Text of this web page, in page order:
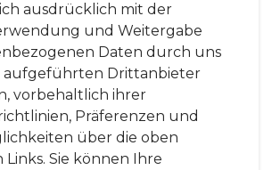
ausdrücklich mit der
und Weitergabe
Daten durch uns
aufgeführten Drittanbieter
vorbehaltlich ihrer
Präferenzen und
über die oben
Sie können Ihre